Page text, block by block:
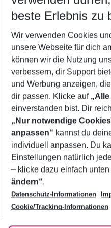
5-8
2 Erwachsene Keine
Mehr
Footer
Footer navigation
Über uns
AGB
Bestpreisgarantie
Cookie-Einstellungen ändern
Cookie-Richtlinie
Agenturbetreuung
Barrierefreies Reisen
Folge uns
beste Erlebnis zu
Wir verwenden Cookies
unsere Webseite für dich
können wir die Nutzung
verbessern, dir Support
und Werbung anzeigen,
dir passen. Klicke auf
einverstanden bist. Dir
„Nur notwendige
anpassen“ kannst du
individuell anpassen. Du
Einstellungen natürlich
– klicke dazu einfach
ändern“.
Datenschutz-Informationen
Cookie/Tracking-Informationen